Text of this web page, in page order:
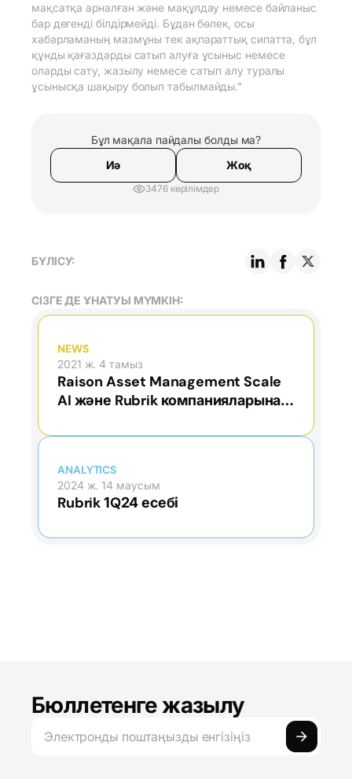
мақсатқа арналған және мақұлдау немесе байланыс
бар дегенді білдірмейді. Бұдан бөлек, осы
хабарламаның мазмұны тек ақпараттық сипатта, бұл
құнды қағаздарды сатып алуға ұсыныс немесе
оларды сату, жазылу немесе сатып алу туралы
ұсынысқа шақыру болып табылмайды."
Бұл мақала пайдалы болды ма?
Иә
Жоқ
3476 көрілімдер
БҮЛІСУ:
СІЗГЕ ДЕ ҰНАТУЫ МҮМКІН:
NEWS
2021 ж. 4 тамыз
Raison Asset Management Scale
AI және Rubrik компанияларына
ANALYTICS
2024 ж. 14 маусым
Rubrik 1Q24 есебі
Бюллетенге жазылу